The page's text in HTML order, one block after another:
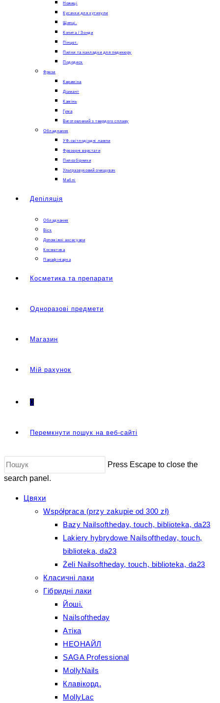
Ножиці
Кусачки для кутикули
Щипці.
Копита / Зонди
Пінцет.
Пилки та накладки для педикюру
Пододиск
Фрези
Кераміка
Діамант
Камінь
Гума
Виготовлений з твердого сплаву
Обладнання
УФ-світлодіодні лампи
Фрезерні верстати
Пилозбірники
Ультразвуковий очищувач
Меблі
Депіляція
Обладнання
Віск
Допоміжні аксесуари
Косметика
Парафініарка
Косметика та препарати
Одноразові предмети
Магазин
Мій рахунок
0
Перемкнути пошук на веб-сайті
Press Escape to close the
search panel.
Цвяхи
Współpraca (przy zakupie od 300 zł)
Bazy Nailsoftheday, touch, biblioteka, da23
Lakiery hybrydowe Nailsoftheday, touch,
biblioteka, da23
Żeli Nailsoftheday, touch, biblioteka, da23
Класичні лаки
Гібридні лаки
Йоші.
Nailsoftheday
Атіка
НЕОНАЙЛ
SAGA Professional
MollyNails
Клавікорд.
MollyLac